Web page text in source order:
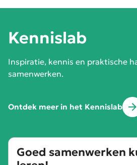
Kennislab
Inspiratie, kennis en praktische
samenwerken.
Ontdek meer in het Kennislab
Goed samenwerken